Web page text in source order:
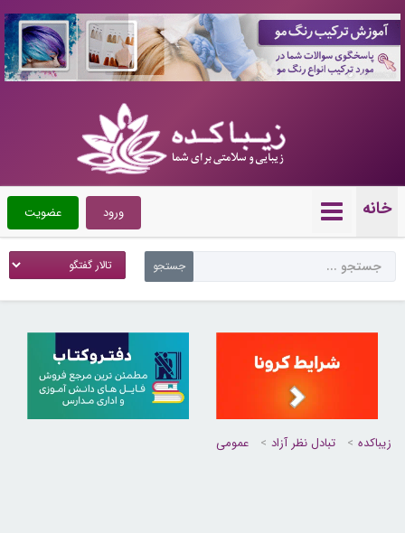
10088630
خانه عضویت ورود
زیباکده تبادل نظر آزاد عمومی